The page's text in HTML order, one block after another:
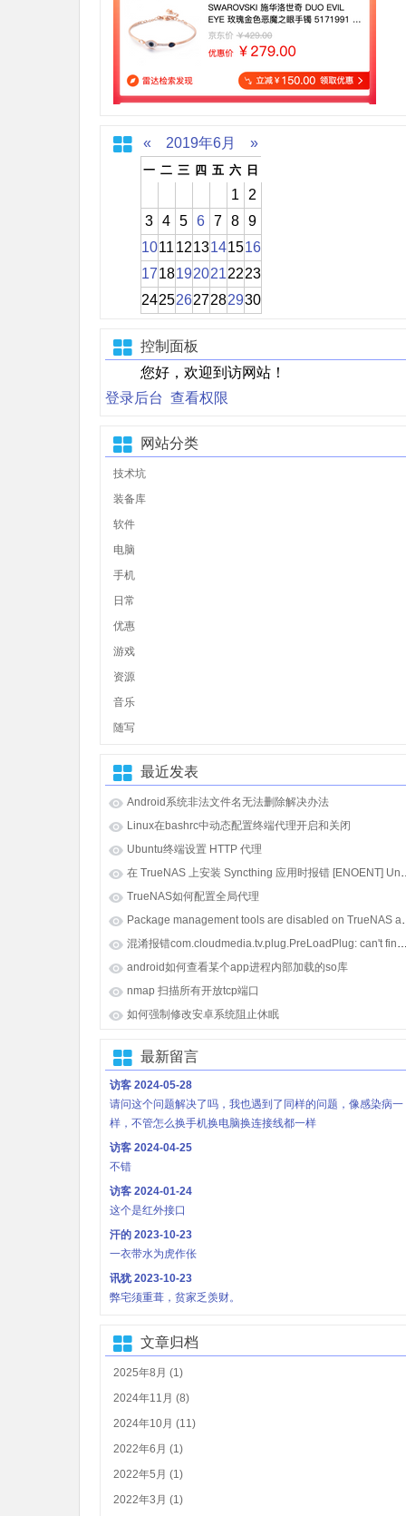
« 2019年6月 »
一 二 三 四 五 六 日
1
2
3
4 5 6 7 8
9
1011 1213141516
17181920212223
24252627282930
控制面板
您好，欢迎到访网站！
登录后台 查看权限
网站分类
技术坑
装备库
软件
电脑
手机
日常
优惠
游戏
资源
音乐
随写
最近发表
Android系统非法文件名无法删除解决办法
Linux在bashrc中动态配置终端代理开启和关闭
Ubuntu终端设置 HTTP 代理
在 TrueNAS 上安装
TrueNAS如何配置全局代理
Package
混淆报错com.cloudmedia.tv.plug.PreLoadPlug: can't find
android如何查看某个app进程内部加载的so库
nmap 扫描所有开放tcp端口
如何强制修改安卓系统阻止休眠
最新留言
访客2024-05-28
请问这个问题解决了吗，我也遇到了同样的问题，像感染病一
样，不管怎么换手机换电脑换连接线都一样
访客2024-04-25
不错
访客2024-01-24
这个是红外接口
汗的2023-10-23
一衣带水为虎作伥
讯犹2023-10-23
弊宅须重葺，贫家乏羡财。
文章归档
2025年8月 (1)
2024年11月 (8)
2024年10月 (11)
2022年6月 (1)
2022年5月 (1)
2022年3月 (1)